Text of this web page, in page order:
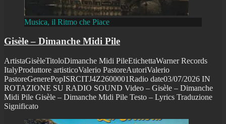
Musica, il Ritmo che Piace
Gisèle – Dimanche Midi Pile
ArtistaGisèleTitoloDimanche Midi PileEtichettaWarner Records
ItalyProduttore artisticoValerio PastoreAutoriValerio
PastoreGenerePopISRCITJ4Z2600001Radio date03/07/2026 IN
ROTAZIONE SU RADIO SOUND Video – Gisèle – Dimanche
Midi Pile Gisèle – Dimanche Midi Pile Testo – Lyrics Traduzione
Significato